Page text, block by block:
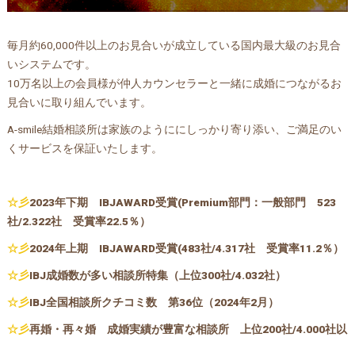
毎月約60,000件以上のお見合いが成立している国内最大級のお見合
いシステムです。
10万名以上の会員様が仲人カウンセラーと一緒に成婚につながるお
見合いに取り組んでいます。
A-smile結婚相談所は家族のようににしっかり寄り添い、ご満足のい
くサービスを保証いたします。
☆彡2023年下期 IBJAWARD受賞(Premium部門：一般部門 523
社/2.322社 受賞率22.5％）
☆彡2024年上期 IBJAWARD受賞(483社/4.317社 受賞率11.2％）
☆彡IBJ成婚数が多い相談所特集（上位300社/4.032社）
☆彡IBJ全国相談所クチコミ数 第36位（2024年2月）
☆彡再婚・再々婚 成婚実績が豊富な相談所 上位200社/4.000社以